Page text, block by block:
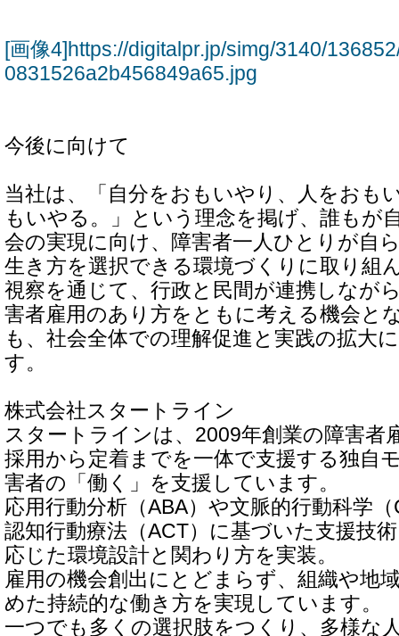
[画像4]https://digitalpr.jp/simg/3140/
0831526a2b456849a65.jpg
今後に向けて
当社は、「自分をおもいやり、人をおも
もいやる。」という理念を掲げ、誰もが
会の実現に向け、障害者一人ひとりが自
生き方を選択できる環境づくりに取り組
視察を通じて、行政と民間が連携しなが
害者雇用のあり方をともに考える機会と
も、社会全体での理解促進と実践の拡大
す。
株式会社スタートライン
スタートラインは、2009年創業の障害者
採用から定着までを一体で支援する独自
害者の「働く」を支援しています。
応用行動分析（ABA）や文脈的行動科学
認知行動療法（ACT）に基づいた支援技
応じた環境設計と関わり方を実装。
雇用の機会創出にとどまらず、組織や地
めた持続的な働き方を実現しています。
一つでも多くの選択肢をつくり、多様な